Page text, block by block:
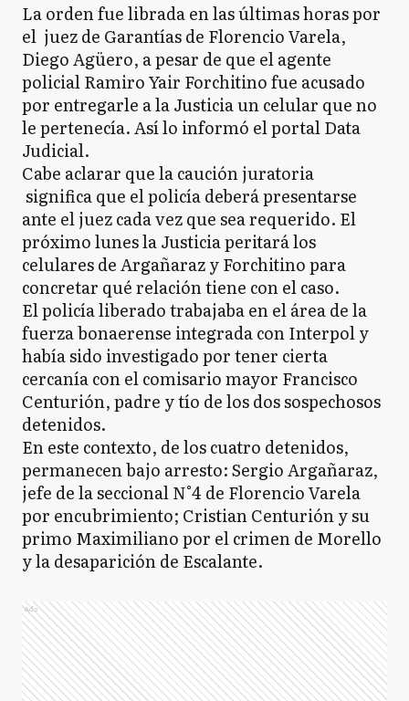
La orden fue librada en las últimas horas por
el juez de Garantías de Florencio Varela,
Diego Agüero, a pesar de que el agente
policial Ramiro Yair Forchitino fue acusado
por entregarle a la Justicia un celular que no
le pertenecía. Así lo informó el portal Data
Judicial.
Cabe aclarar que la caución juratoria
significa que el policía deberá presentarse
ante el juez cada vez que sea requerido. El
próximo lunes la Justicia peritará los
celulares de Argañaraz y Forchitino para
concretar qué relación tiene con el caso.
El policía liberado trabajaba en el área de la
fuerza bonaerense integrada con Interpol y
había sido investigado por tener cierta
cercanía con el comisario mayor Francisco
Centurión, padre y tío de los dos sospechosos
detenidos.
En este contexto, de los cuatro detenidos,
permanecen bajo arresto: Sergio Argañaraz,
jefe de la seccional N°4 de Florencio Varela
por encubrimiento; Cristian Centurión y su
primo Maximiliano por el crimen de Morello
y la desaparición de Escalante.
Ads